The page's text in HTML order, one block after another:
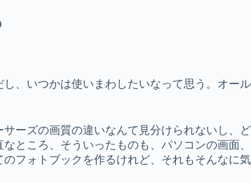
いつかは使いまわしたいなって思う。オー
ズの画質の違いなんて見分けられないし、
ところ、そういったものも、パソコンの画面
フォトブックを作るけれど、それもそんなに